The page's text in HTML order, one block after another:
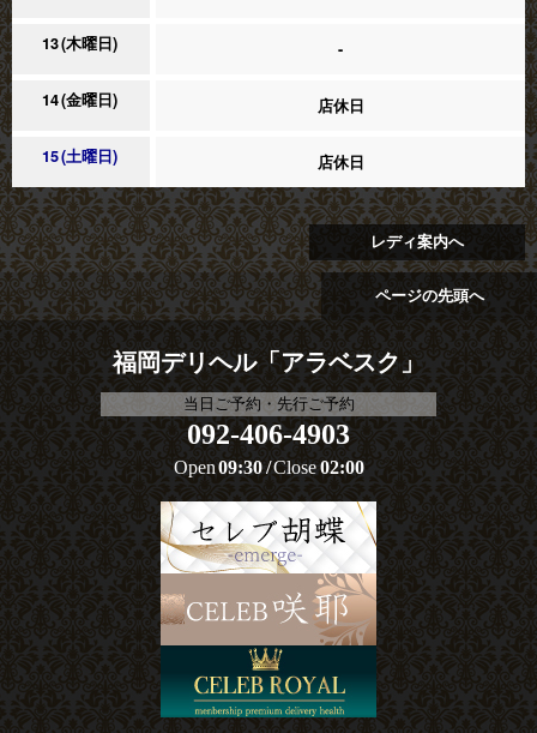
13 木曜日 -
14 金曜日 店休日
15 土曜日 店休日
レディ案内へ
ページの先頭へ
福岡デリヘル「アラベスク」
当日ご予約・先行ご予約
092-406-4903
Open09:30 Close02:00